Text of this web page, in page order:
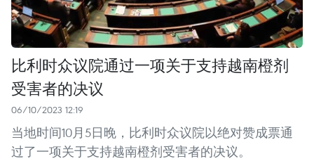
比利时众议院通过一项关于支持越南橙剂
受害者的决议
06/10/2023 12:19
当地时间10月5日晚，比利时众议院以绝对赞成票通
过了一项关于支持越南橙剂受害者的决议。